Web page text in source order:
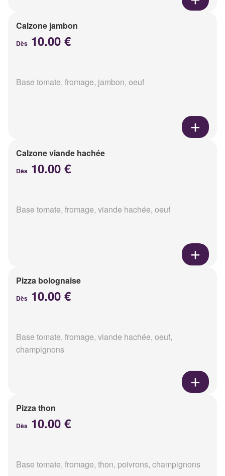
Calzone jambon
Dès 10.00 €
Base tomate, fromage, jambon, oeuf
Calzone viande hachée
Dès 10.00 €
Base tomate, fromage, viande hachée, oeuf
Pizza bolognaise
Dès 10.00 €
Base tomate, fromage, viande hachée, oeuf,
champignons
Pizza thon
Dès 10.00 €
Base tomate, fromage, thon, poivrons, champignons